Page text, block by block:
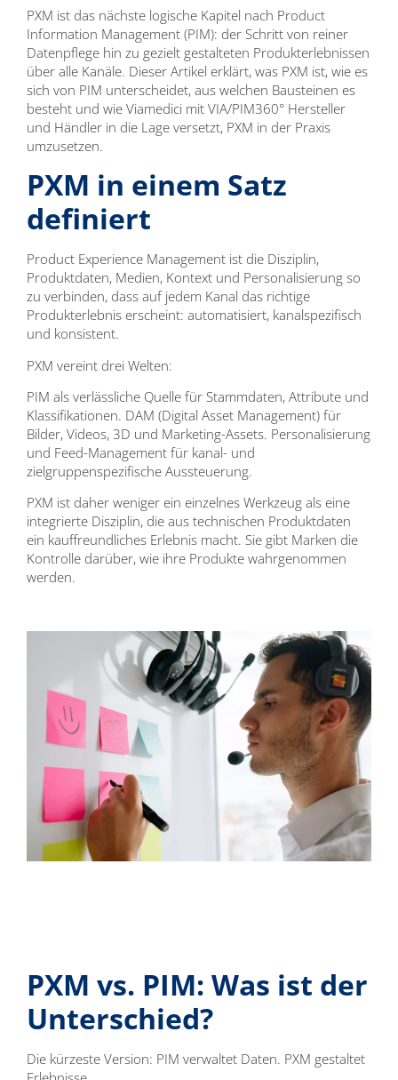
PXM ist das nächste logische Kapitel nach Product
Information Management (PIM): der Schritt von reiner
Datenpflege hin zu gezielt gestalteten Produkterlebnissen
über alle Kanäle. Dieser Artikel erklärt, was PXM ist, wie es
sich von PIM unterscheidet, aus welchen Bausteinen es
besteht und wie Viamedici mit VIA/PIM360° Hersteller
und Händler in die Lage versetzt, PXM in der Praxis
umzusetzen.
PXM in einem Satz
definiert
Product Experience Management ist die Disziplin,
Produktdaten, Medien, Kontext und Personalisierung so
zu verbinden, dass auf jedem Kanal das richtige
Produkterlebnis erscheint: automatisiert, kanalspezifisch
und konsistent.
PXM vereint drei Welten:
PIM als verlässliche Quelle für Stammdaten, Attribute und
Klassifikationen. DAM (Digital Asset Management) für
Bilder, Videos, 3D und Marketing-Assets. Personalisierung
und Feed-Management für kanal- und
zielgruppenspezifische Aussteuerung.
PXM ist daher weniger ein einzelnes Werkzeug als eine
integrierte Disziplin, die aus technischen Produktdaten
ein kauffreundliches Erlebnis macht. Sie gibt Marken die
Kontrolle darüber, wie ihre Produkte wahrgenommen
werden.
PXM vs. PIM: Was ist der
Unterschied?
Die kürzeste Version: PIM verwaltet Daten. PXM gestaltet